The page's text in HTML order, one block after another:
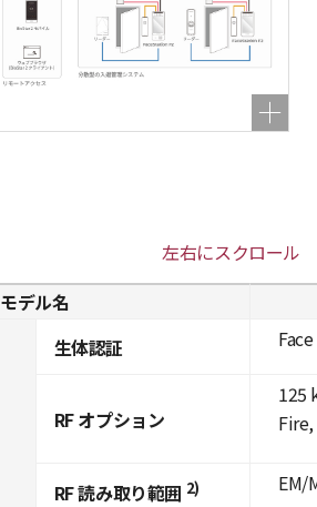
左右にスクロール
モデル名
生体認証
RF オプション
RF 読み取り範囲 2)
Face
125
Fire,
EM/